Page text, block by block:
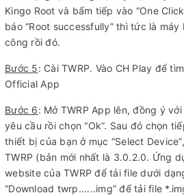
Kingo Root và bấm tiếp vào “One
báo “Root successfully” thì tức là
công rồi đó.
Bước 5: Cài TWRP. Vào CH Play để
Official App
Bước 6: Mở TWRP App lên, đồng ý
yêu cầu rồi chọn “Ok”. Sau đó chọn
thiết bị của bạn ở mục “Select
TWRP (bản mới nhất là 3.0.2.0. Ứng
website của TWRP để tải file dưới
“Download twrp......img” để tải file